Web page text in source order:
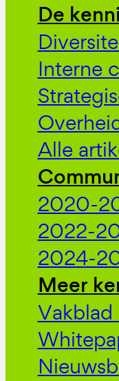
De
Interne
Alle
2020-
2022-
2024-
Meer
Vakblad